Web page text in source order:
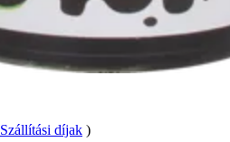
Szállítási díjak )